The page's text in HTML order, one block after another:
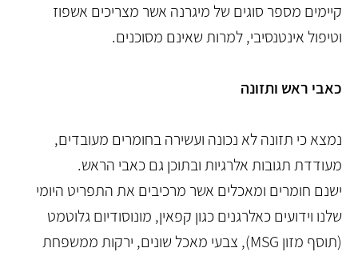
קיימים מספר סוגים של מיגרנה אשר מצריכים אשפוז
וטיפול אינטנסיבי, למרות שאינם מסוכנים.
כאבי ראש ותזונה
נמצא כי תזונה לא נכונה ועשירה בחומרים מעובדים,
מעודדת תגובות אלרגיות ובתוכן גם כאבי הראש.
ישנם חומרים ומאכלים אשר מרכיבים את התפריט היומי
שלנו וידועים כאלרגנים כגון קפאין, מונוסודיום גלוטמט
(תוסף מזון MSG), צבעי מאכל שונים, ירקות ממשפחת